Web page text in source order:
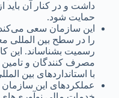
داشت و در کنار آن
حمایت شود.
این سازمان سعی
را در سطح بین المللی
رسمیت بشناساند. این
مصرف کنندگان و تامین
با استانداردهای بین
عملکردهای این سازمان